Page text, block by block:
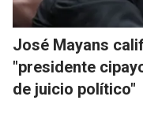
José Mayans
"presidente
de juicio político"